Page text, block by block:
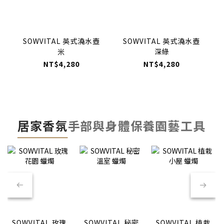
SOWVITAL 英式澆水壺
米
NT$4,280
SOWVITAL 英式澆水壺
深綠
NT$4,280
居家香氛手部與身體保養園藝工具